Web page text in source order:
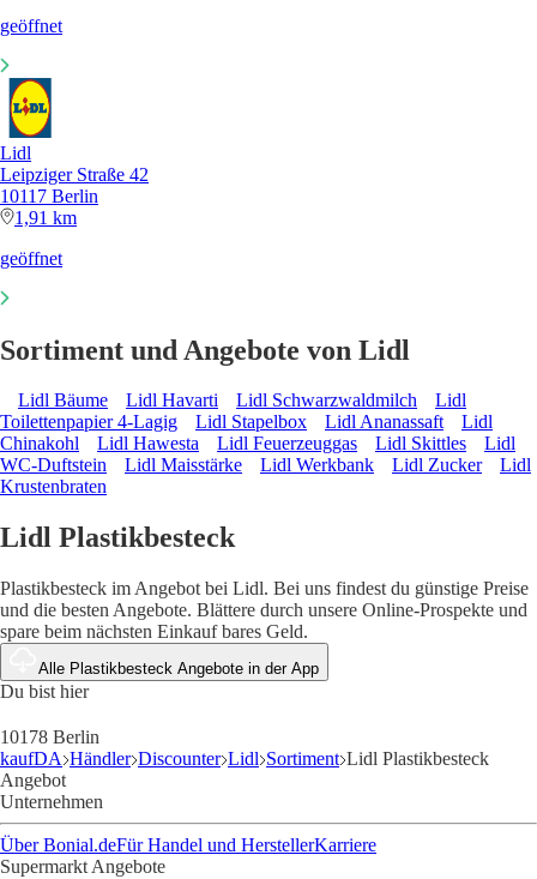
geöffnet
Lidl
Leipziger Straße 42
10117 Berlin
1,91 km
geöffnet
Sortiment und Angebote von Lidl
Lidl Bäume Lidl Havarti Lidl Schwarzwaldmilch
Lidl
Toilettenpapier 4-Lagig
Lidl Stapelbox Lidl Ananassaft
Lidl
Chinakohl
Lidl Hawesta Lidl Feuerzeuggas Lidl Skittles
Lidl
WC-Duftstein
Lidl Maisstärke Lidl Werkbank Lidl Zucker
Lidl
Krustenbraten
Lidl Plastikbesteck
Plastikbesteck im Angebot bei Lidl. Bei uns findest du günstige Preise
und die besten Angebote. Blättere durch unsere Online-Prospekte und
spare beim nächsten Einkauf bares Geld.
Alle Plastikbesteck Angebote in der App
Du bist hier
10178 Berlin
kaufDA Händler Discounter Lidl Sortiment Lidl Plastikbesteck
Angebot
Unternehmen
Über Bonial.deFür Handel und HerstellerKarriere
Supermarkt Angebote